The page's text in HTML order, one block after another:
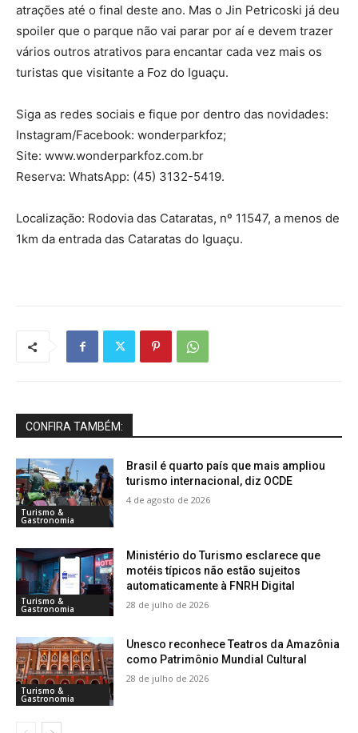
atrações até o final deste ano. Mas o Jin Petricoski já deu
spoiler que o parque não vai parar por aí e devem trazer
vários outros atrativos para encantar cada vez mais os
turistas que visitante a Foz do Iguaçu.
Siga as redes sociais e fique por dentro das novidades:
Instagram/Facebook: wonderparkfoz;
Site: www.wonderparkfoz.com.br
Reserva: WhatsApp: (45) 3132-5419.
Localização: Rodovia das Cataratas, nº 11547, a menos de
1km da entrada das Cataratas do Iguaçu.
CONFIRA TAMBÉM:
Turismo &
Gastronomia
Brasil é quarto país que mais ampliou
turismo internacional, diz OCDE
4 de agosto de 2026
Turismo &
Gastronomia
Ministério do Turismo esclarece que
motéis típicos não estão sujeitos
automaticamente à FNRH Digital
28 de julho de 2026
Turismo &
Gastronomia
Unesco reconhece Teatros da Amazônia
como Patrimônio Mundial Cultural
28 de julho de 2026